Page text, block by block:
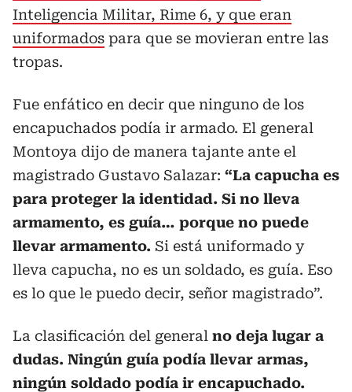
Inteligencia Militar, Rime 6, y que eran
uniformados para que se movieran entre las
tropas.
Fue enfático en decir que ninguno de los
encapuchados podía ir armado. El general
Montoya dijo de manera tajante ante el
magistrado Gustavo Salazar: “La capucha es
para proteger la identidad. Si no lleva
armamento, es guía… porque no puede
llevar armamento. Si está uniformado y
lleva capucha, no es un soldado, es guía. Eso
es lo que le puedo decir, señor magistrado”.
La clasificación del general no deja lugar a
dudas. Ningún guía podía llevar armas,
ningún soldado podía ir encapuchado.